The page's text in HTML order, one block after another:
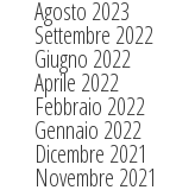
Agosto 2023
Settembre 2022
Giugno 2022
Aprile 2022
Febbraio 2022
Gennaio 2022
Dicembre 2021
Novembre 2021